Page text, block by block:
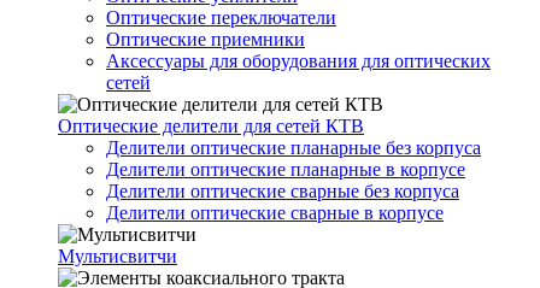
Оптические переключатели
Оптические приемники
Аксессуары для оборудования для оптических
сетей
Оптические делители для сетей КТВ
Делители оптические планарные без корпуса
Делители оптические планарные в корпусе
Делители оптические сварные без корпуса
Делители оптические сварные в корпусе
Мультисвитчи